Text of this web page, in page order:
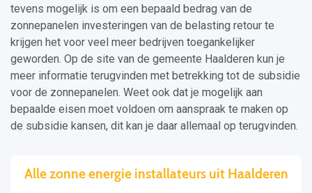
tevens mogelijk is om een bepaald bedrag van de
zonnepanelen investeringen van de belasting retour te
krijgen het voor veel meer bedrijven toegankelijker
geworden. Op de site van de gemeente Haalderen kun je
meer informatie terugvinden met betrekking tot de subsidie
voor de zonnepanelen. Weet ook dat je mogelijk aan
bepaalde eisen moet voldoen om aanspraak te maken op
de subsidie kansen, dit kan je daar allemaal op terugvinden.
Alle zonne energie installateurs uit Haalderen